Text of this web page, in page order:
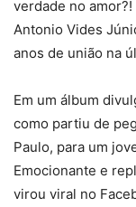
verdade no
Antonio Vides
anos de união na
Em um álbum
como partiu de
Paulo, para um
Emocionante e
virou viral no